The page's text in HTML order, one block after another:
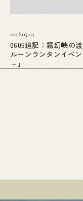
2026.05.04
0605追記：霧幻峡の
ルーンランタンイベ
～」